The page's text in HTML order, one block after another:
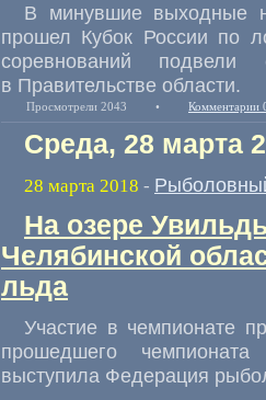
В минувшие выходные
прошел Кубок России по
соревнований подвели
в Правительстве области.
Просмотрели 2043 • Комментарии
Среда, 28 марта
28 марта 2018 -
На озере
Челябинской
льда
Участие в чемпионате
прошедшего чемпионата
выступила Федерация